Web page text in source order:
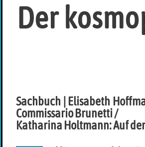
Der
Sachbuch | Elisabeth
Commissario Brunetti /
Katharina Holtmann: Auf